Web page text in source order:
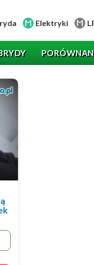
Elektryki